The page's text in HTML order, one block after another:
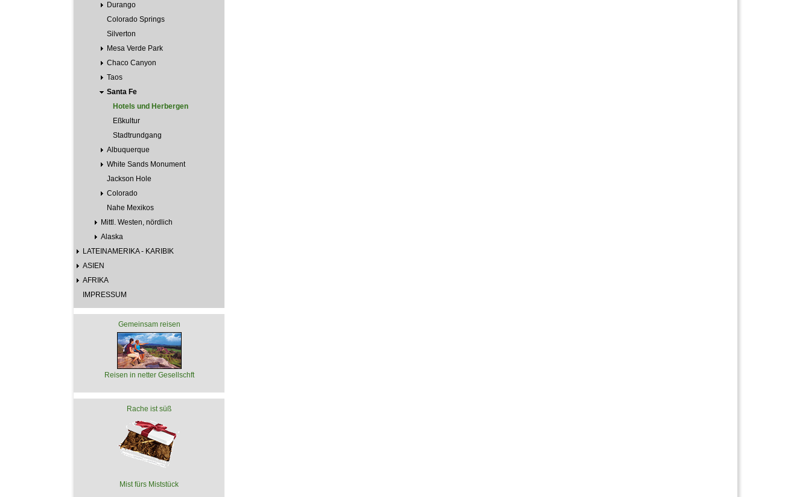
Durango
Colorado Springs
Silverton
Mesa Verde Park
Chaco Canyon
Taos
Santa Fe
Hotels und Herbergen
Eßkultur
Stadtrundgang
Albuquerque
White Sands Monument
Jackson Hole
Colorado
Nahe Mexikos
Mittl. Westen, nördlich
Alaska
LATEINAMERIKA - KARIBIK
ASIEN
AFRIKA
IMPRESSUM
Gemeinsam reisen
Reisen in netter Gesellschft
Rache ist süß
Mist fürs Miststück